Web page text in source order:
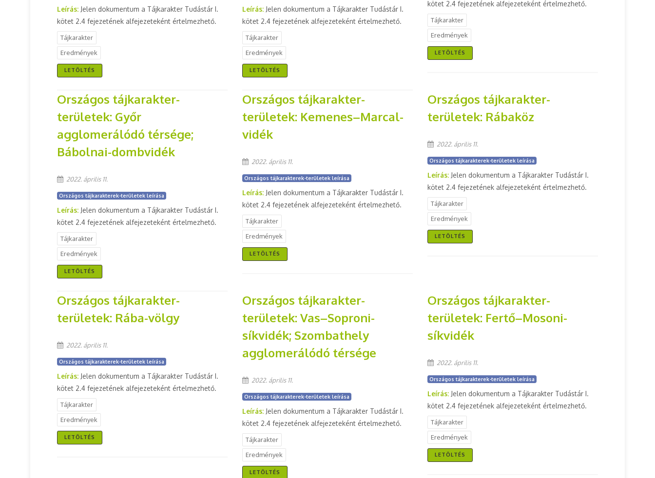
Leírás: Jelen dokumentum a Tájkarakter Tudástár I.
kötet 2.4 fejezetének alfejezeteként értelmezhető.
Tájkarakter
Eredmények
LETÖLTÉS
Leírás: Jelen dokumentum a Tájkarakter Tudástár I.
kötet 2.4 fejezetének alfejezeteként értelmezhető.
Tájkarakter
Eredmények
LETÖLTÉS
kötet 2.4 fejezetének alfejezeteként értelmezhető.
Tájkarakter
Eredmények
LETÖLTÉS
Országos tájkarakter-
területek: Győr
agglomerálódó térsége;
Bábolnai-dombvidék
2022. április 11.
Országos tájkarakterek-területek leírása
Leírás: Jelen dokumentum a Tájkarakter Tudástár I.
kötet 2.4 fejezetének alfejezeteként értelmezhető.
Tájkarakter
Eredmények
LETÖLTÉS
Országos tájkarakter-
területek: Kemenes–Marcal-
vidék
2022. április 11.
Országos tájkarakterek-területek leírása
Leírás: Jelen dokumentum a Tájkarakter Tudástár I.
kötet 2.4 fejezetének alfejezeteként értelmezhető.
Tájkarakter
Eredmények
LETÖLTÉS
Országos tájkarakter-
területek: Rábaköz
2022. április 11.
Országos tájkarakterek-területek leírása
Leírás: Jelen dokumentum a Tájkarakter Tudástár I.
kötet 2.4 fejezetének alfejezeteként értelmezhető.
Tájkarakter
Eredmények
LETÖLTÉS
Országos tájkarakter-
területek: Rába-völgy
2022. április 11.
Országos tájkarakterek-területek leírása
Leírás: Jelen dokumentum a Tájkarakter Tudástár I.
kötet 2.4 fejezetének alfejezeteként értelmezhető.
Tájkarakter
Eredmények
LETÖLTÉS
Országos tájkarakter-
területek: Vas–Soproni-
síkvidék; Szombathely
agglomerálódó térsége
2022. április 11.
Országos tájkarakterek-területek leírása
Leírás: Jelen dokumentum a Tájkarakter Tudástár I.
kötet 2.4 fejezetének alfejezeteként értelmezhető.
Tájkarakter
Eredmények
LETÖLTÉS
Országos tájkarakter-
területek: Fertő–Mosoni-
síkvidék
2022. április 11.
Országos tájkarakterek-területek leírása
Leírás: Jelen dokumentum a Tájkarakter Tudástár I.
kötet 2.4 fejezetének alfejezeteként értelmezhető.
Tájkarakter
Eredmények
LETÖLTÉS